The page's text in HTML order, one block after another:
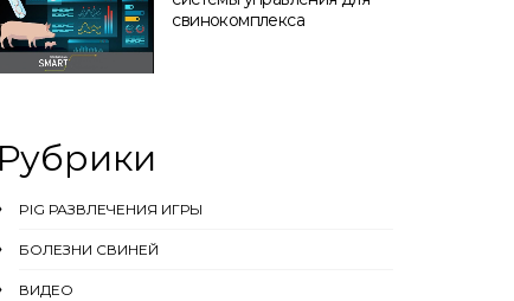
свинокомплекса
Рубрики
PIG РАЗВЛЕЧЕНИЯ ИГРЫ
БОЛЕЗНИ СВИНЕЙ
ВИДЕО